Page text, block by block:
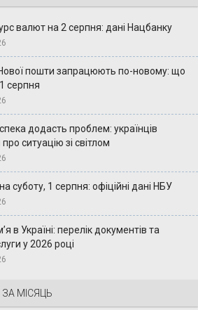
валют на 2 серпня: дані Нацбанку
Нової пошти запрацюють по-новому: що
серпня
додасть проблем: українців
ситуацію зі світлом
суботу, 1 серпня: офіційні дані НБУ
в Україні: перелік документів та
у 2026 році
МІСЯЦЬ